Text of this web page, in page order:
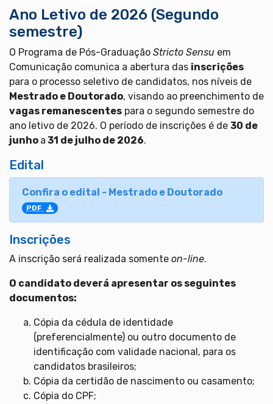
Ano Letivo de 2026 (Segundo
semestre)
O Programa de Pós-Graduação Stricto Sensu em
Comunicação comunica a abertura das inscrições
para o processo seletivo de candidatos, nos níveis de
Mestrado e Doutorado, visando ao preenchimento de
vagas remanescentes para o segundo semestre do
ano letivo de 2026. O período de inscrições é de 30 de
junho a 31 de julho de 2026.
Edital
Confira o edital - Mestrado e Doutorado
PDF
Inscrições
A inscrição será realizada somente on-line.
O candidato deverá apresentar os seguintes
documentos:
Cópia da cédula de identidade
(preferencialmente) ou outro documento de
identificação com validade nacional, para os
candidatos brasileiros;
Cópia da certidão de nascimento ou casamento;
Cópia do CPF;